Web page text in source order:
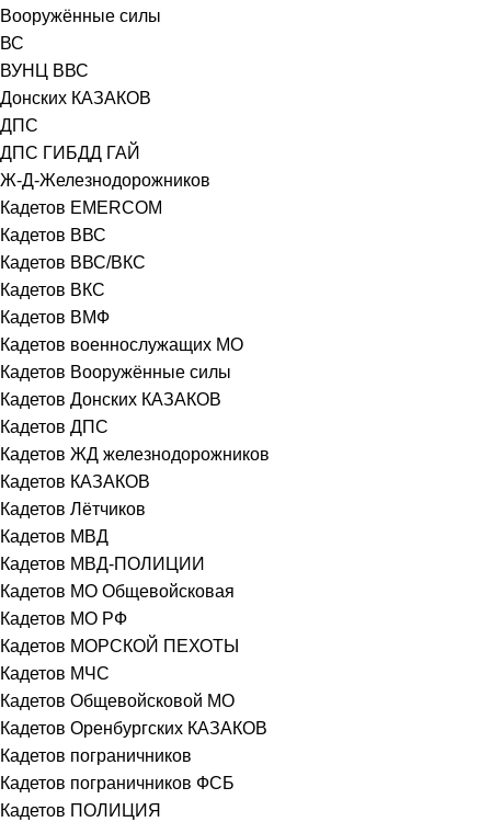
Вооружённые силы
ВС
ВУНЦ ВВС
Донских КАЗАКОВ
ДПС
ДПС ГИБДД ГАЙ
Ж-Д-Железнодорожников
Кадетов EMERCOM
Кадетов ВВС
Кадетов ВВС/ВКС
Кадетов ВКС
Кадетов ВМФ
Кадетов военнослужащих МО
Кадетов Вооружённые силы
Кадетов Донских КАЗАКОВ
Кадетов ДПС
Кадетов ЖД железнодорожников
Кадетов КАЗАКОВ
Кадетов Лётчиков
Кадетов МВД
Кадетов МВД-ПОЛИЦИИ
Кадетов МО Общевойсковая
Кадетов МО РФ
Кадетов МОРСКОЙ ПЕХОТЫ
Кадетов МЧС
Кадетов Общевойсковой МО
Кадетов Оренбургских КАЗАКОВ
Кадетов пограничников
Кадетов пограничников ФСБ
Кадетов ПОЛИЦИЯ